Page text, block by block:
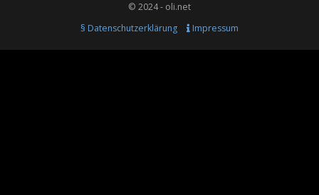
© 2024 - oli.net
§ Datenschutzerklärung
Impressum